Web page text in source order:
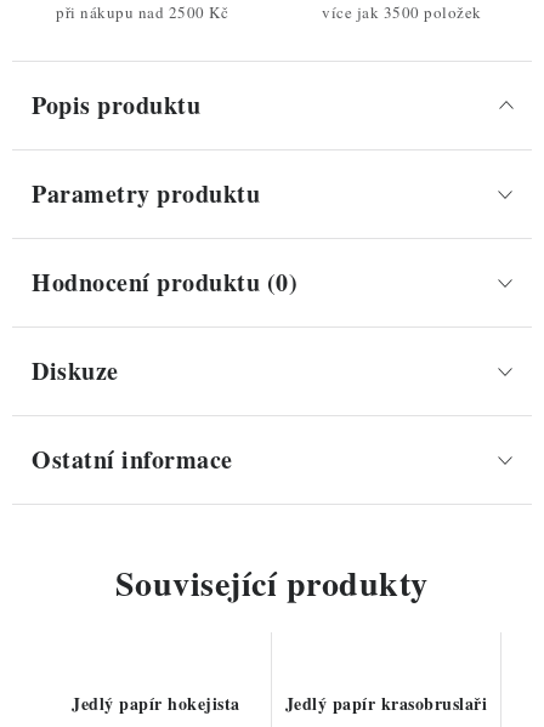
při nákupu nad 2500 Kč více jak 3500 položek
Popis produktu
Parametry produktu
Hodnocení produktu (0)
Diskuze
Ostatní informace
Související produkty
Jedlý papír hokejista Jedlý papír krasobruslaři